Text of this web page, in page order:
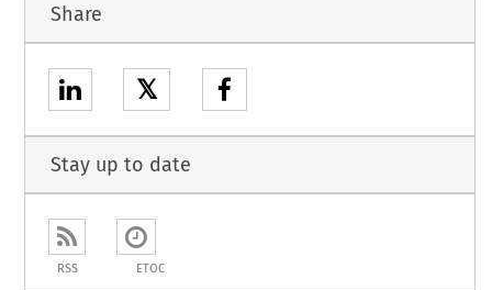
Share
𝕏
Stay up to date
RSS ETOC